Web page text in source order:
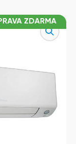
ZDARMA